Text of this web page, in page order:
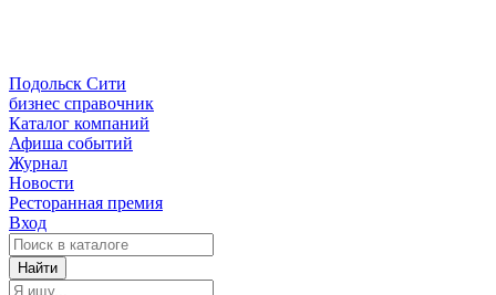
Подольск Сити
бизнес справочник
Каталог компаний
Афиша событий
Журнал
Новости
Ресторанная премия
Вход
Найти